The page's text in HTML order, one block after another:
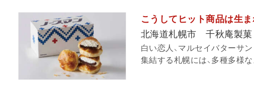
こうしてヒット商品は生ま
北海道札幌市 千秋庵製菓
白い恋人、マルセイバターサ
集結する札幌には、多種多様